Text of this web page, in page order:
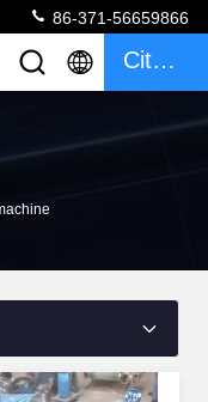
86-371-56659866
Citaat